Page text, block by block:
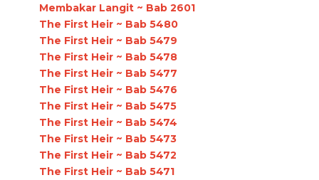
Membakar Langit ~ Bab 2601
The First Heir ~ Bab 5480
The First Heir ~ Bab 5479
The First Heir ~ Bab 5478
The First Heir ~ Bab 5477
The First Heir ~ Bab 5476
The First Heir ~ Bab 5475
The First Heir ~ Bab 5474
The First Heir ~ Bab 5473
The First Heir ~ Bab 5472
The First Heir ~ Bab 5471